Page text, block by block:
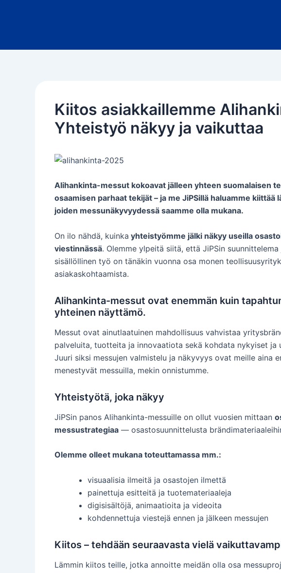
Kiitos asiakkaillemme
Yhteistyö näkyy ja vaikuttaa
Alihankinta-messut kokoavat jälleen yhteen suomalaisen
osaamisen parhaat tekijät – ja me JiPSillä haluamme kiittää
joiden messunäkyvyydessä saamme olla mukana.
On ilo nähdä, kuinka yhteistyömme jälki näkyy useilla
viestinnässä. Olemme ylpeitä siitä, että JiPSin
sisällöllinen työ on tänäkin vuonna osa monen
asiakaskohtaamista.
Alihankinta-messut ovat enemmän kuin
yhteinen näyttämö.
Messut ovat ainutlaatuinen mahdollisuus vahvistaa
palveluita, tuotteita ja innovaatiota sekä kohdata nykyiset ja
Juuri siksi messujen valmistelu ja näkyvyys ovat meille aina
menestyvät messuilla, mekin onnistumme.
Yhteistyötä, joka näkyy
JiPSin panos Alihankinta-messuille on ollut vuosien mittaan
messustrategiaa — osastosuunnittelusta
Olemme olleet mukana toteuttamassa mm.:
visuaalisia ilmeitä ja osastojen ilmettä
painettuja esitteitä ja tuotemateriaaleja
digisisältöjä, animaatioita ja videoita
kohdennettuja viestejä ennen ja jälkeen messujen
Kiitos – tehdään seuraavasta vielä
Lämmin kiitos teille, jotka annoitte meidän olla osa